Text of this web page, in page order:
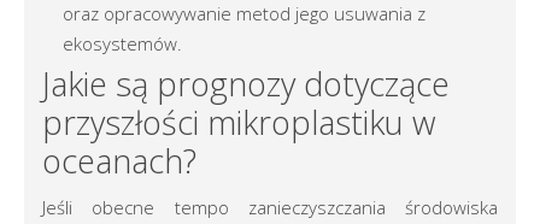
oraz opracowywanie metod jego usuwania z
ekosystemów.
Jakie są prognozy dotyczące
przyszłości mikroplastiku w
oceanach?
Jeśli obecne tempo zanieczyszczania środowiska